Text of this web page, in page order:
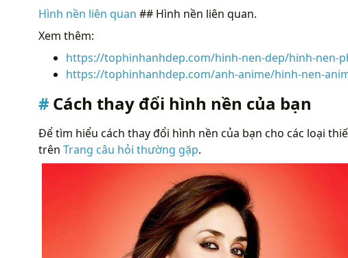
Hình nền liên quan ## Hình nền liên quan.
Xem thêm:
https://tophinhanhdep.com/hinh-nen-dep/hinh-nen-
https://tophinhanhdep.com/anh-anime/hinh-nen-
Cách thay đổi hình nền của bạn
Để tìm hiểu cách thay đổi hình nền của bạn cho các loại
trên Trang câu hỏi thường gặp.